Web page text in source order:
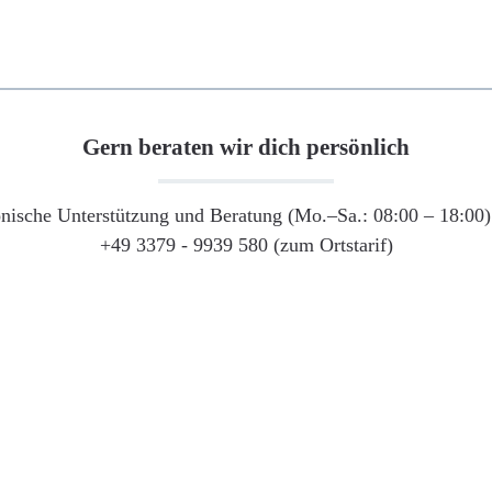
Gern beraten wir dich persönlich
Unterstützung und Beratung (Mo.–Sa.: 08:00 –
+49 3379 - 9939 580 (zum Ortstarif)